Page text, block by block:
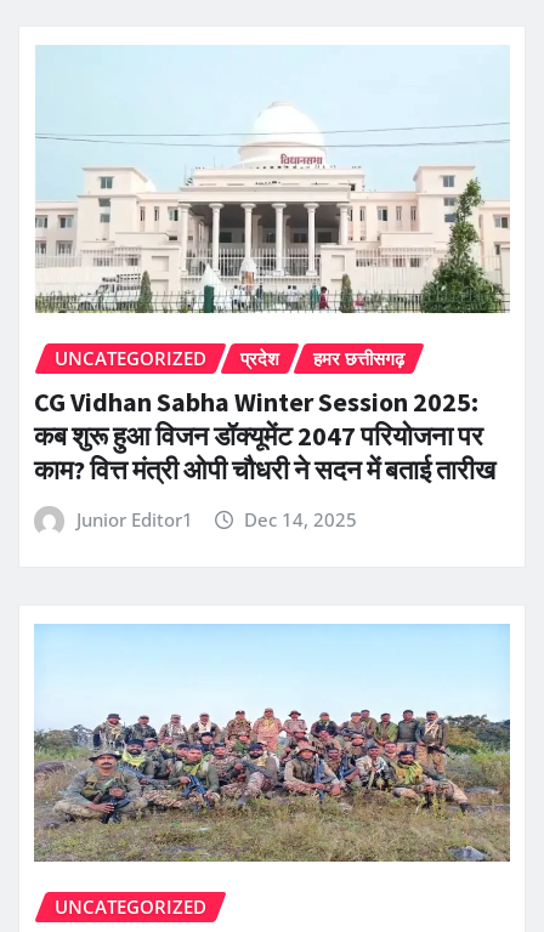
UNCATEGORIZED प्रदेश हमर छत्तीसगढ़
CG Vidhan Sabha Winter Session 2025:
कब शुरू हुआ विजन डॉक्यूमेंट 2047 परियोजना पर
काम? वित्त मंत्री ओपी चौधरी ने सदन में बताई तारीख
Junior Editor1 Dec 14, 2025
UNCATEGORIZED